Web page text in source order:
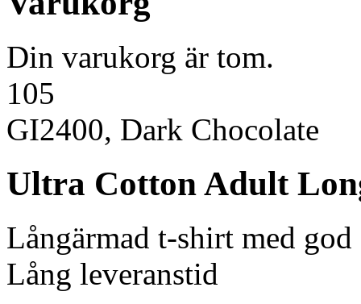
Din varukorg är tom.
105
GI2400, Dark Chocolate
Ultra Cotton Adult
Långärmad t-shirt med
Lång leveranstid